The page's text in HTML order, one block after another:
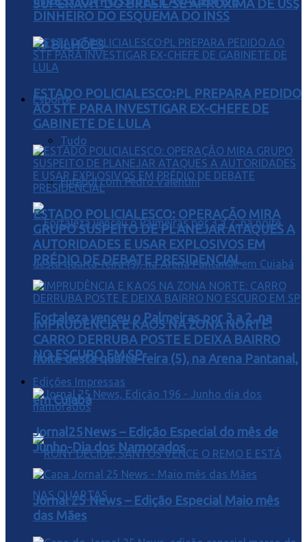
SUPERÁVIT DO BRASIL SE APROXIMA DE US$
49 BILHÕES
Esporte
Tudo
Futebol com Pedro Valentini
Fortaleza venceu o Palmeiras por 3 a 2, na
noite desta quarta-feira (5), na Arena Pantanal,
em Cuiabá
DINHEIRO DO ESQUEMA DO INSS
ESTADO POLICIALESCO:PL PREPARA PEDIDO
AO STF PARA INVESTIGAR EX-CHEFE DE
GABINETE DE LULA
ESTADO POLICIALESCO: OPERAÇÃO MIRA
GRUPO SUSPEITO DE PLANEJAR ATAQUES A
AUTORIDADES E USAR EXPLOSIVOS EM
PRÉDIO DE DEBATE PRESIDENCIAL
IMPRUDÊNCIA E KAOS NA ZONA NORTE:
CARRO DERRUBA POSTE E DEIXA BAIRRO
NO ESCURO EM SP
Edições Impressas
Jornal25News – Edição Especial do mês de
Junho-Dia dos Namorados
Jornal 25 News – Edição Especial Maio mês
das Mães